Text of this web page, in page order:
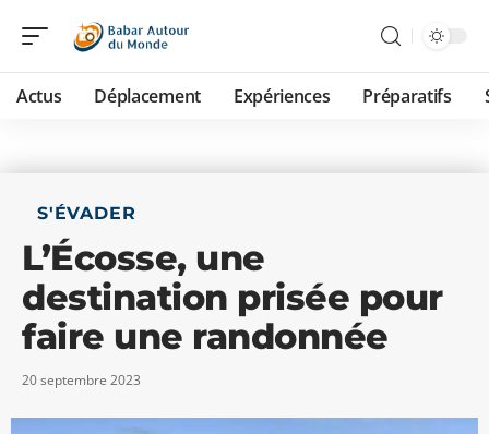
Actus Déplacement Expériences Préparatifs
S'ÉVADER
L’Écosse, une
destination prisée pour
faire une randonnée
20 septembre 2023